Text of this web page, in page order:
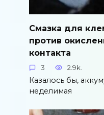
Смазка для
против
контакта
3 2.9k.
Казалось бы,
неделимая